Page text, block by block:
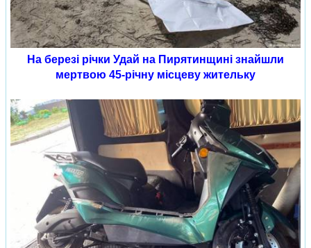
На березі річки Удай на Пирятинщині знайшли
мертвою 45-річну місцеву жительку